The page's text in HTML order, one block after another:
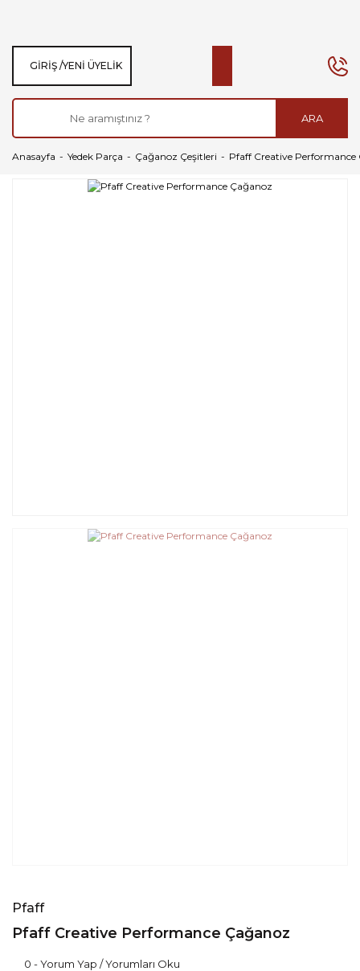
ARA
GIRIŞ /YENI ÜYELIK
Anasayfa Yedek Parça Çağanoz Çeşitleri Pfaff Creative Performance
Pfaff
Pfaff Creative Performance Çağanoz
0 - Yorum Yap / Yorumları Oku